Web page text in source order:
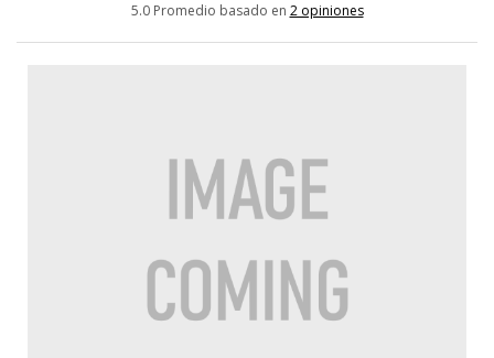
5.0 Promedio basado en 2 opiniones